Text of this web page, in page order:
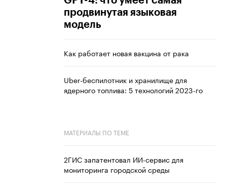
продвинутая языковая
модель
Как работает новая вакцина от рака
Uber-беспилотник и хранилище для
ядерного топлива: 5 технологий 2023-го
МАТЕРИАЛЫ ПО ТЕМЕ
2ГИС запатентовал ИИ-сервис для
мониторинга городской среды